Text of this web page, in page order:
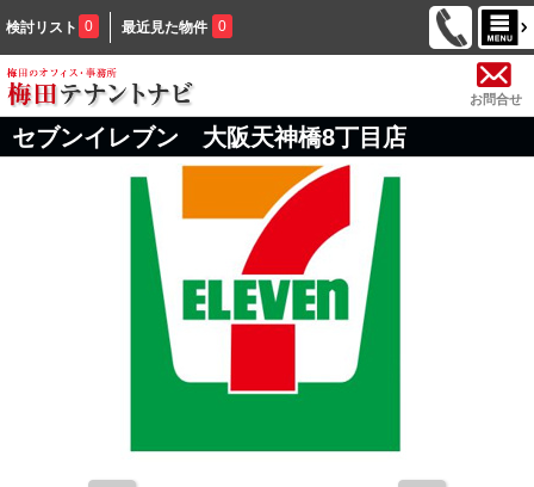
検討リスト 0 最近見た物件 0
お問合せ
セブンイレブン 大阪天神橋8丁目店